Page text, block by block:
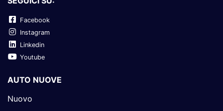
Facebook
Instagram
Linkedin
Youtube
AUTO NUOVE
Nuovo